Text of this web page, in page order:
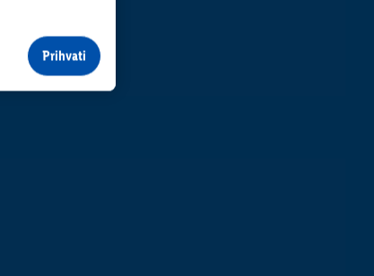
Prihvati